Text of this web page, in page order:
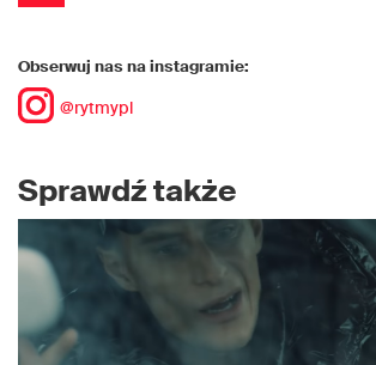
Obserwuj nas na instagramie:
@rytmypl
Sprawdź także